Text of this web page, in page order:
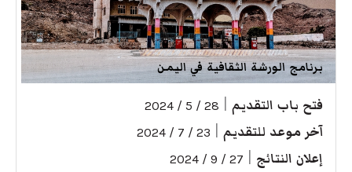
برنامج الورشة الثقافية في اليمن
فتح باب التقديم 28 / 5 / 2024
آخر موعد للتقديم 23 / 7 / 2024
إعلان النتائج 27 / 9 / 2024